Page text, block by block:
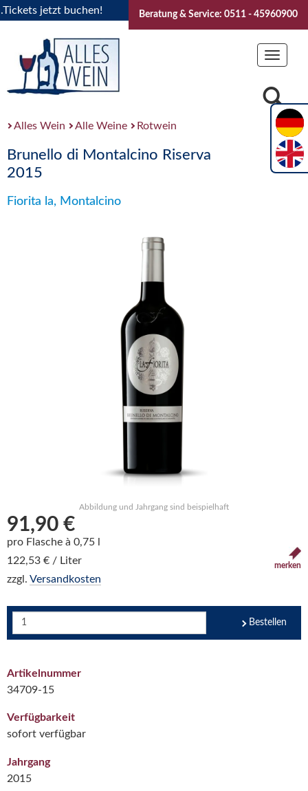
jetzt buchen! "Das Sommerfest 2026" Vive la
Beratung & Service: 0511 - 45960900
Toggle
Alles Wein Alle Weine Rotwein
Brunello di Montalcino Riserva
2015
Fiorita la, Montalcino
Abbildung und Jahrgang sind beispielhaft
91,90 €
pro Flasche à 0,75 l
122,53 € / Liter
zzgl. Versandkosten
merken
Bestellen
Artikelnummer
34709-15
Verfügbarkeit
sofort verfügbar
Jahrgang
2015